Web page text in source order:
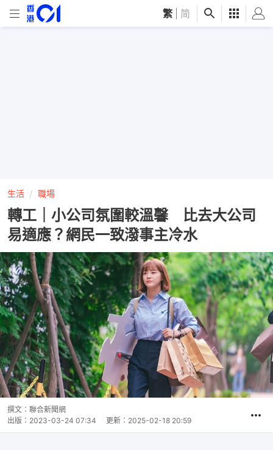
繁 简
生活 職場
轉工｜小公司氛圍較溫馨 比去大公司
易適應？網民一致潑事主冷水
撰文： 聯合新聞網
出版： 2023-03-24 07:34 更新： 2025-02-18 20:59